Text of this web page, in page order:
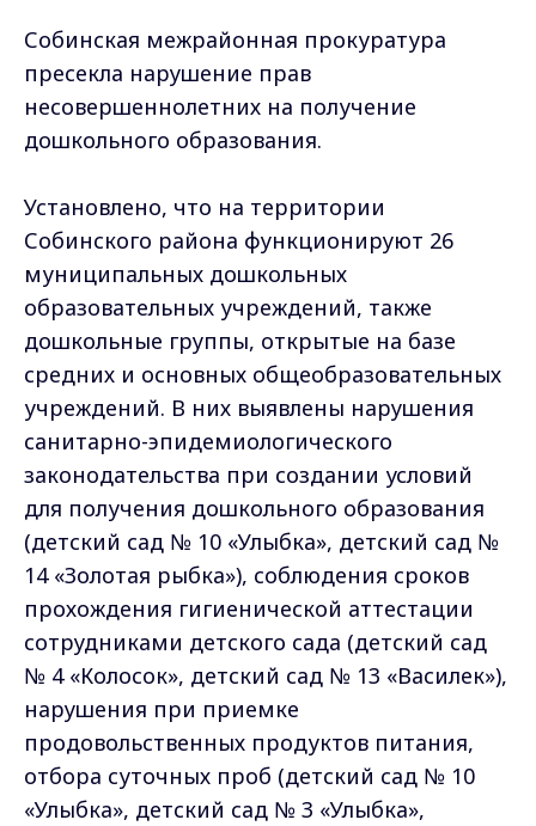
Собинская межрайонная прокуратура
пресекла нарушение прав
несовершеннолетних на получение
дошкольного образования.
Установлено, что на территории
Собинского района функционируют 26
муниципальных дошкольных
образовательных учреждений, также
дошкольные группы, открытые на базе
средних и основных общеобразовательных
учреждений. В них выявлены нарушения
санитарно-эпидемиологического
законодательства при создании условий
для получения дошкольного образования
(детский сад № 10 «Улыбка», детский сад №
14 «Золотая рыбка»), соблюдения сроков
прохождения гигиенической аттестации
сотрудниками детского сада (детский сад
№ 4 «Колосок», детский сад № 13 «Василек»),
нарушения при приемке
продовольственных продуктов питания,
отбора суточных проб (детский сад № 10
«Улыбка», детский сад № 3 «Улыбка»,